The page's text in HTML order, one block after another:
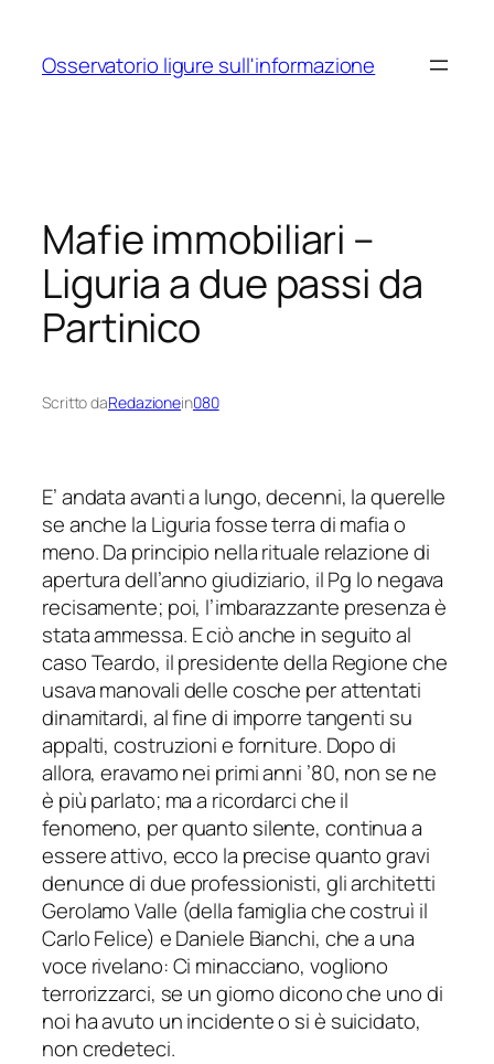
contenuto
Osservatorio ligure sull'informazione
Mafie immobiliari –
Liguria a due passi da
Partinico
Scritto daRedazionein080
E’ andata avanti a lungo, decenni, la querelle
se anche la Liguria fosse terra di mafia o
meno. Da principio nella rituale relazione di
apertura dell’anno giudiziario, il Pg lo negava
recisamente; poi, l’imbarazzante presenza è
stata ammessa. E ciò anche in seguito al
caso Teardo, il presidente della Regione che
usava manovali delle cosche per attentati
dinamitardi, al fine di imporre tangenti su
appalti, costruzioni e forniture. Dopo di
allora, eravamo nei primi anni ’80, non se ne
è più parlato; ma a ricordarci che il
fenomeno, per quanto silente, continua a
essere attivo, ecco la precise quanto gravi
denunce di due professionisti, gli architetti
Gerolamo Valle (della famiglia che costruì il
Carlo Felice) e Daniele Bianchi, che a una
voce rivelano: Ci minacciano, vogliono
terrorizzarci, se un giorno dicono che uno di
noi ha avuto un incidente o si è suicidato,
non credeteci.